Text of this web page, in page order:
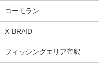
コーモラン
X-BRAID
フィッシングエリア帝釈